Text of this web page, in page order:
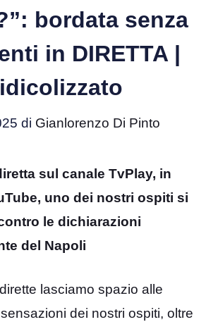
bordata senza
in DIRETTA |
di Gianlorenzo Di Pinto
sul canale TvPlay, in
uno dei nostri ospiti si
le dichiarazioni
del Napoli
lasciamo spazio alle
dei nostri ospiti, oltre